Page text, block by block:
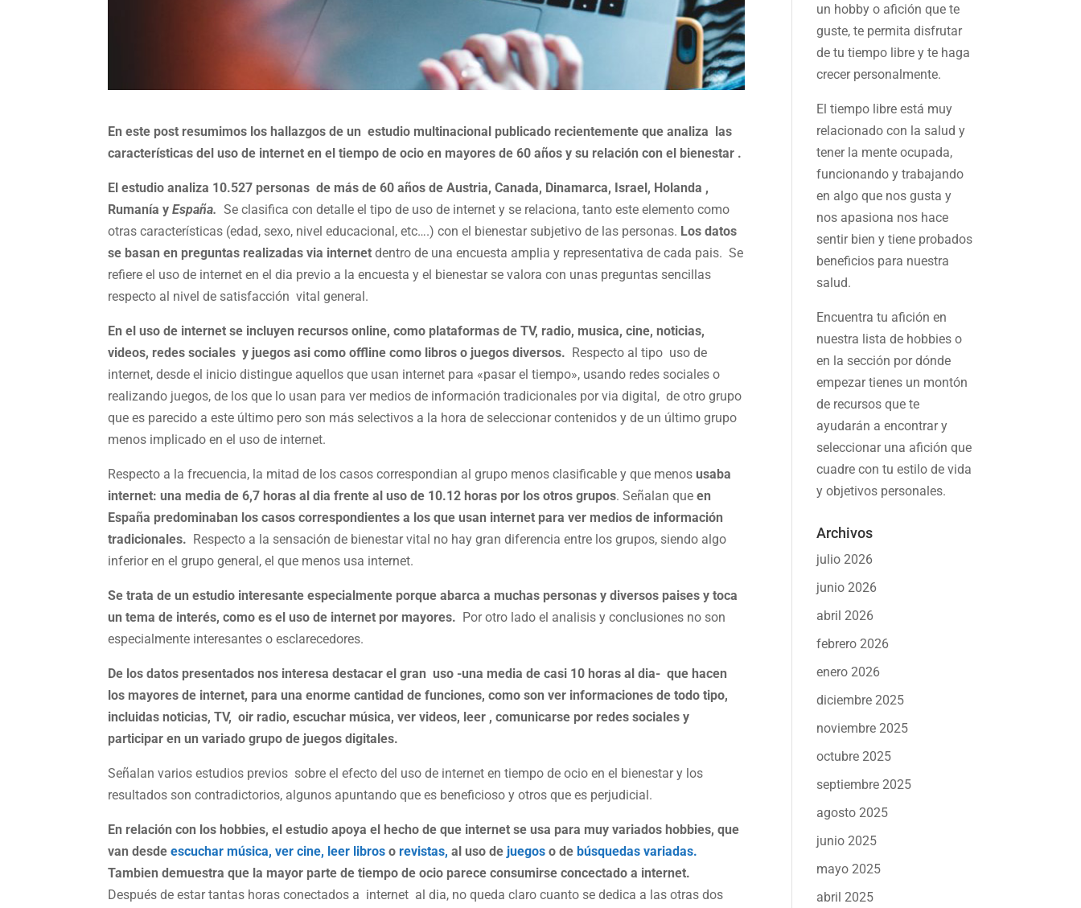
En este post resumimos los hallazgos de un estudio multinacional publicado recientemente que analiza las
características del uso de internet en el tiempo de ocio en mayores de 60 años y su relación con el bienestar .
El estudio analiza 10.527 personas de más de 60 años de Austria, Canada, Dinamarca, Israel, Holanda ,
Rumanía y España. Se clasifica con detalle el tipo de uso de internet y se relaciona, tanto este elemento como
otras características (edad, sexo, nivel educacional, etc….) con el bienestar subjetivo de las personas. Los datos
se basan en preguntas realizadas via internet dentro de una encuesta amplia y representativa de cada pais. Se
refiere el uso de internet en el dia previo a la encuesta y el bienestar se valora con unas preguntas sencillas
respecto al nivel de satisfacción vital general.
En el uso de internet se incluyen recursos online, como plataformas de TV, radio, musica, cine, noticias,
videos, redes sociales y juegos asi como offline como libros o juegos diversos. Respecto al tipo uso de
internet, desde el inicio distingue aquellos que usan internet para «pasar el tiempo», usando redes sociales o
realizando juegos, de los que lo usan para ver medios de información tradicionales por via digital, de otro grupo
que es parecido a este último pero son más selectivos a la hora de seleccionar contenidos y de un último grupo
menos implicado en el uso de internet.
Respecto a la frecuencia, la mitad de los casos correspondian al grupo menos clasificable y que menosusaba
internet: una media de 6,7 horas al dia frente al uso de 10.12 horas por los otros grupos. Señalan queen
España predominaban los casos correspondientes a los que usan internet para ver medios de información
tradicionales. Respecto a la sensación de bienestar vital no hay gran diferencia entre los grupos, siendo algo
inferior en el grupo general, el que menos usa internet.
Se trata de un estudio interesante especialmente porque abarca a muchas personas y diversos paises y toca
un tema de interés, como es el uso de internet por mayores. Por otro lado el analisis y conclusiones no son
especialmente interesantes o esclarecedores.
De los datos presentados nos interesa destacar el gran uso -una media de casi 10 horas al dia- que hacen
los mayores de internet, para una enorme cantidad de funciones, como son ver informaciones de todo tipo,
incluidas noticias, TV, oir radio, escuchar música, ver videos, leer , comunicarse por redes sociales y
participar en un variado grupo de juegos digitales.
Señalan varios estudios previos sobre el efecto del uso de internet en tiempo de ocio en el bienestar y los
resultados son contradictorios, algunos apuntando que es beneficioso y otros que es perjudicial.
En relación con los hobbies, el estudio apoya el hecho de que internet se usa para muy variados hobbies, que
van desdeescuchar música, ver cine, leer libros orevistas, al uso de juegos o de búsquedas variadas.
Tambien demuestra que la mayor parte de tiempo de ocio parece consumirse concectado a internet.
Después de estar tantas horas conectados a internet al dia, no queda claro cuanto se dedica a las otras dos
un hobby o afición que te
guste, te permita disfrutar
de tu tiempo libre y te haga
crecer personalmente.
El tiempo libre está muy
relacionado con la salud y
tener la mente ocupada,
funcionando y trabajando
en algo que nos gusta y
nos apasiona nos hace
sentir bien y tiene probados
beneficios para nuestra
salud.
Encuentra tu afición en
nuestra lista de hobbies o
en la sección por dónde
empezar tienes un montón
de recursos que te
ayudarán aencontrar y
seleccionar una afición que
cuadre con tu estilo de vida
y objetivos personales.
Archivos
julio 2026
junio 2026
abril 2026
febrero 2026
enero 2026
diciembre 2025
noviembre 2025
octubre 2025
septiembre 2025
agosto 2025
junio 2025
mayo 2025
abril 2025